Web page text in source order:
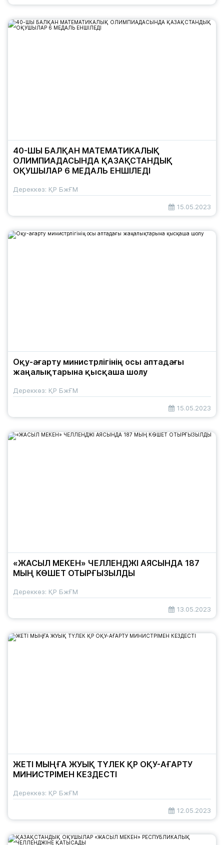
40-ШЫ БАЛҚАН МАТЕМАТИКАЛЫҚ
ОЛИМПИАДАСЫНДА ҚАЗАҚСТАНДЫҚ
ОҚУШЫЛАР 6 МЕДАЛЬ ЕНШІЛЕДІ
Дереккөз: ҚР БжҒМ
15.05.2023
Оқу-ағарту министрлігінің осы аптадағы
жаңалықтарына қысқаша шолу
Дереккөз: ҚР БжҒМ
15.05.2023
«ЖАСЫЛ МЕКЕН» ЧЕЛЛЕНДЖІ АЯСЫНДА 187
МЫҢ КӨШЕТ ОТЫРҒЫЗЫЛДЫ
Дереккөз: ҚР БжҒМ
13.05.2023
ЖЕТІ МЫҢҒА ЖУЫҚ ТҮЛЕК ҚР ОҚУ-АҒАРТУ
МИНИСТРІМЕН КЕЗДЕСТІ
Дереккөз: ҚР БжҒМ
12.05.2023